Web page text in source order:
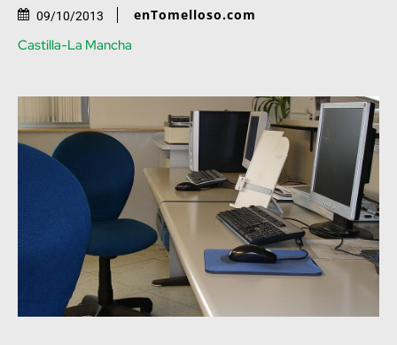
09/10/2013 enTomelloso.com
Castilla-La Mancha